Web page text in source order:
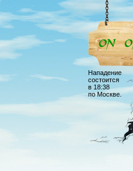
Нападение
состоится
в 18:38
по Москве.